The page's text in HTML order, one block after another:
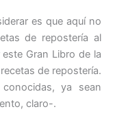
es que aquí no
de repostería al
Gran Libro de la
de repostería.
ya sean
claro-.